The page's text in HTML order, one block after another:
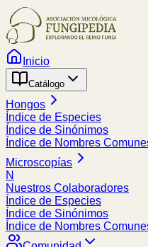
Inicio
Catálogo
Hongos
Índice de Especies
Índice de Sinónimos
Índice de Nombres
Microscopías
N
Nuestros Colaboradores
Índice de Especies
Índice de Sinónimos
Índice de Nombres